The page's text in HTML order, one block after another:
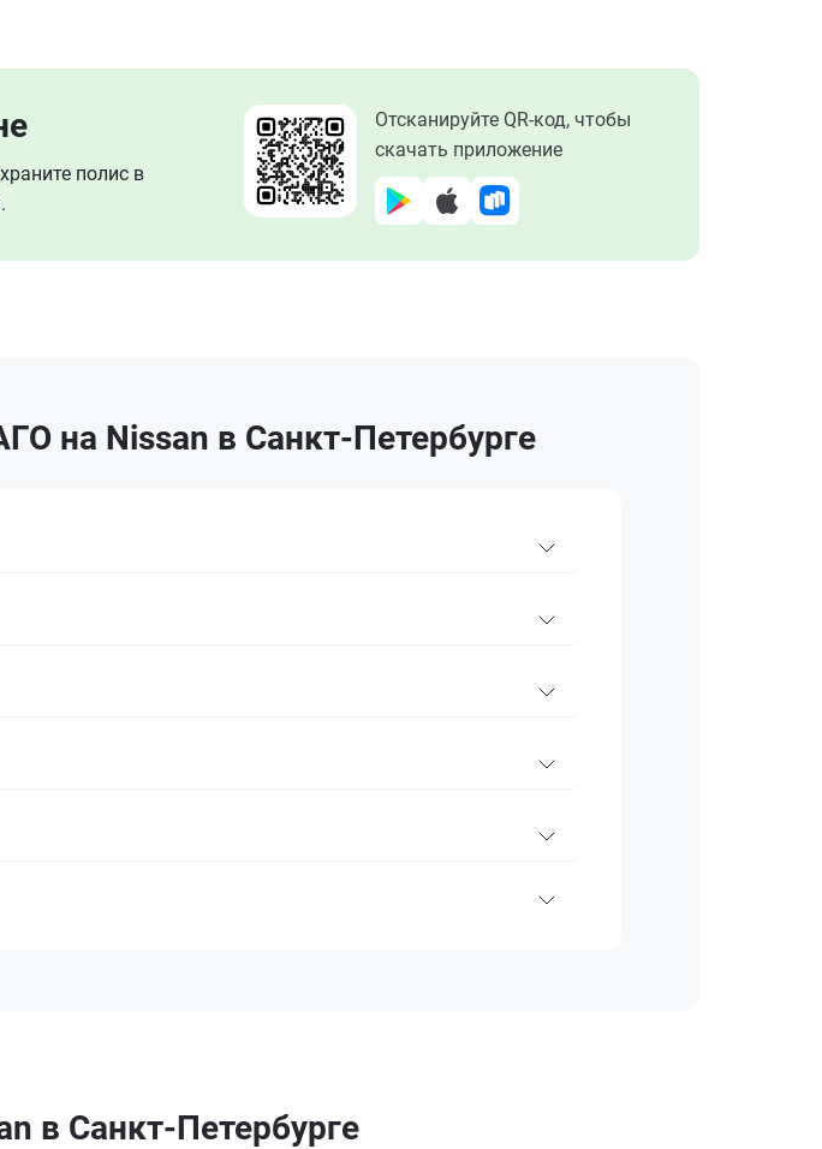
полис в
Отсканируйте QR-код, чтобы
скачать приложение
на Nissan в Санкт-Петербурге
в Санкт-Петербурге